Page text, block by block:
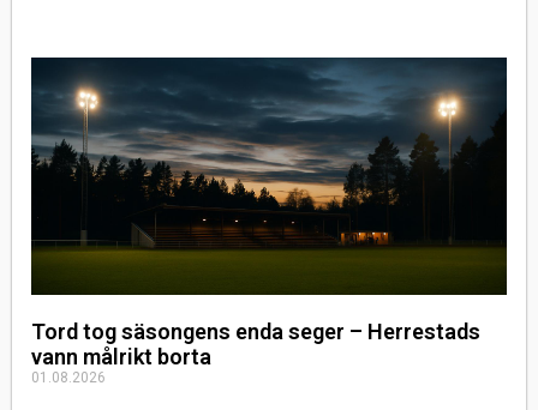
Tord tog säsongens enda seger – Herrestads
vann målrikt borta
01.08.2026